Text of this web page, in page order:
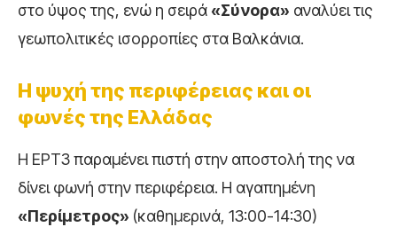
στο ύψος της, ενώ η σειρά«Σύνορα» αναλύει τις
γεωπολιτικές ισορροπίες στα Βαλκάνια.
Η ψυχή της περιφέρειας και οι
φωνές της Ελλάδας
Η ΕΡΤ3 παραμένει πιστή στην αποστολή της να
δίνει φωνή στην περιφέρεια. Η αγαπημένη
«Περίμετρος» (καθημερινά, 13:00-14:30)